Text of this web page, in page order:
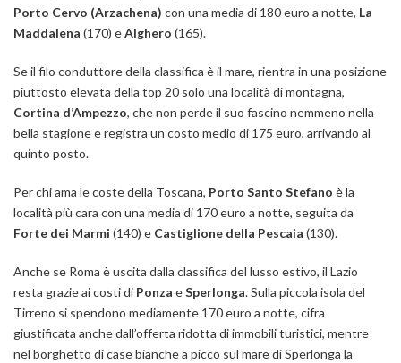
Porto Cervo (Arzachena) con una media di 180 euro a notte, La
Maddalena (170) eAlghero (165).
Se il filo conduttore della classifica è il mare, rientra in una posizione
piuttosto elevata della top 20 solo una località di montagna,
Cortina d’Ampezzo, che non perde il suo fascino nemmeno nella
bella stagione e registra un costo medio di 175 euro, arrivando al
quinto posto.
Per chi ama le coste della Toscana, Porto Santo Stefano è la
località più cara con una media di 170 euro a notte, seguita da
Forte dei Marmi (140) e Castiglione della Pescaia (130).
Anche se Roma è uscita dalla classifica del lusso estivo, il Lazio
resta grazie ai costi di Ponza eSperlonga. Sulla piccola isola del
Tirreno si spendono mediamente 170 euro a notte, cifra
giustificata anche dall’offerta ridotta di immobili turistici, mentre
nel borghetto di case bianche a picco sul mare di Sperlonga la